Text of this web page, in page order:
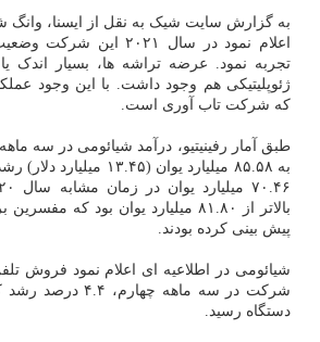
به گزارش سایت شیک به نقل از ایسنا، وانگ
اعلام نمود در سال ۲۰۲۱ این
تجربه نمود. عرضه تراشه ها، بسیار اندک
ژئوپلیتیکی هم وجود داشت. با این وجود
که شرکت تاب آوری است.
به ۸۵.۵۸ میلیارد یوان
بالاتر از ۸۱.۸۰ میلیارد یوان بود که
پیش بینی کرده بودند.
شیائومی در اطلاعیه ای اعلام نمود فروش
دستگاه رسید.